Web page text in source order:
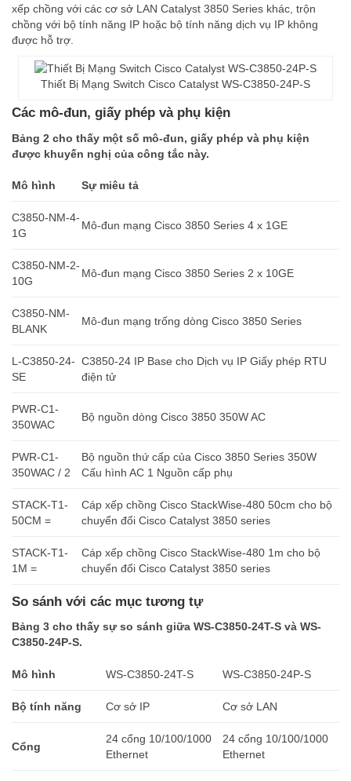
xếp chồng với các cơ sở LAN Catalyst 3850 Series khác, trộn
chồng với bộ tính năng IP hoặc bộ tính năng dịch vụ IP không
được hỗ trợ.
Thiết Bị Mạng Switch Cisco Catalyst WS-C3850-24P-S
Các mô-đun, giấy phép và phụ kiện
Bảng 2 cho thấy một số mô-đun, giấy phép và phụ kiện
được khuyến nghị của công tắc này.
Mô hình Sự miêu tả
C3850-NM-4-
1G
Mô-đun mạng Cisco 3850 Series 4 x 1GE
C3850-NM-2-
10G
Mô-đun mạng Cisco 3850 Series 2 x 10GE
C3850-NM-
BLANK
Mô-đun mạng trống dòng Cisco 3850 Series
L-C3850-24-
SE
C3850-24 IP Base cho Dịch vụ IP Giấy phép RTU
điện tử
PWR-C1-
350WAC
Bộ nguồn dòng Cisco 3850 350W AC
PWR-C1-
350WAC / 2
Bộ nguồn thứ cấp của Cisco 3850 Series 350W
Cấu hình AC 1 Nguồn cấp phụ
STACK-T1-
50CM =
Cáp xếp chồng Cisco StackWise-480 50cm cho bộ
chuyển đổi Cisco Catalyst 3850 series
STACK-T1-
1M =
Cáp xếp chồng Cisco StackWise-480 1m cho bộ
chuyển đổi Cisco Catalyst 3850 series
So sánh với các mục tương tự
Bảng 3 cho thấy sự so sánh giữa WS-C3850-24T-S và WS-
C3850-24P-S.
Mô hình WS-C3850-24T-S WS-C3850-24P-S
Bộ tính năng Cơ sở IP Cơ sở LAN
Cổng
24 cổng 10/100/1000
Ethernet
24 cổng 10/100/1000
Ethernet